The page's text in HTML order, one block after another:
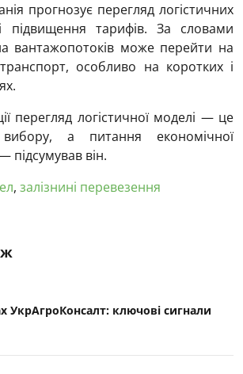
прогнозує перегляд логістичних
підвищення тарифів. За словами
вантажопотоків може перейти на
особливо на коротких і
перегляд логістичної моделі — це
а питання економічної
підсумував він.
, залізнині перевезення
УкрАгроКонсалт: ключові cигнали